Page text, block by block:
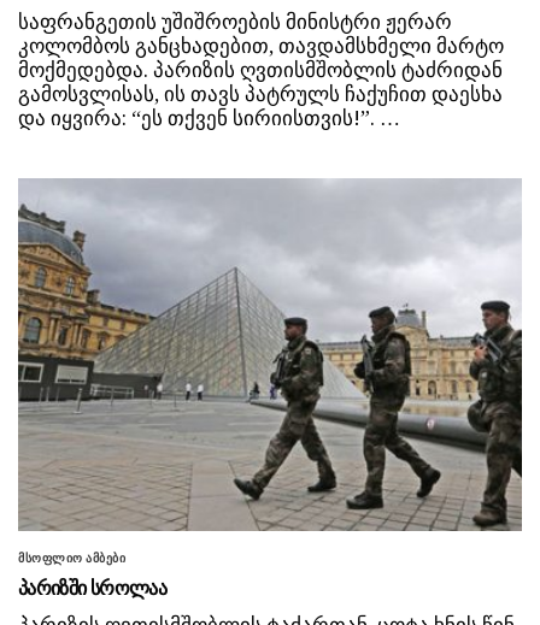
საფრანგეთის უშიშროების მინისტრი ჟერარ
კოლომბოს განცხადებით, თავდამსხმელი მარტო
მოქმედებდა. პარიზის ღვთისმშობლის ტაძრიდან
გამოსვლისას, ის თავს პატრულს ჩაქუჩით დაესხა
და იყვირა: “ეს თქვენ სირიისთვის!”. …
მსოფლიო ამბები
პარიზში სროლაა